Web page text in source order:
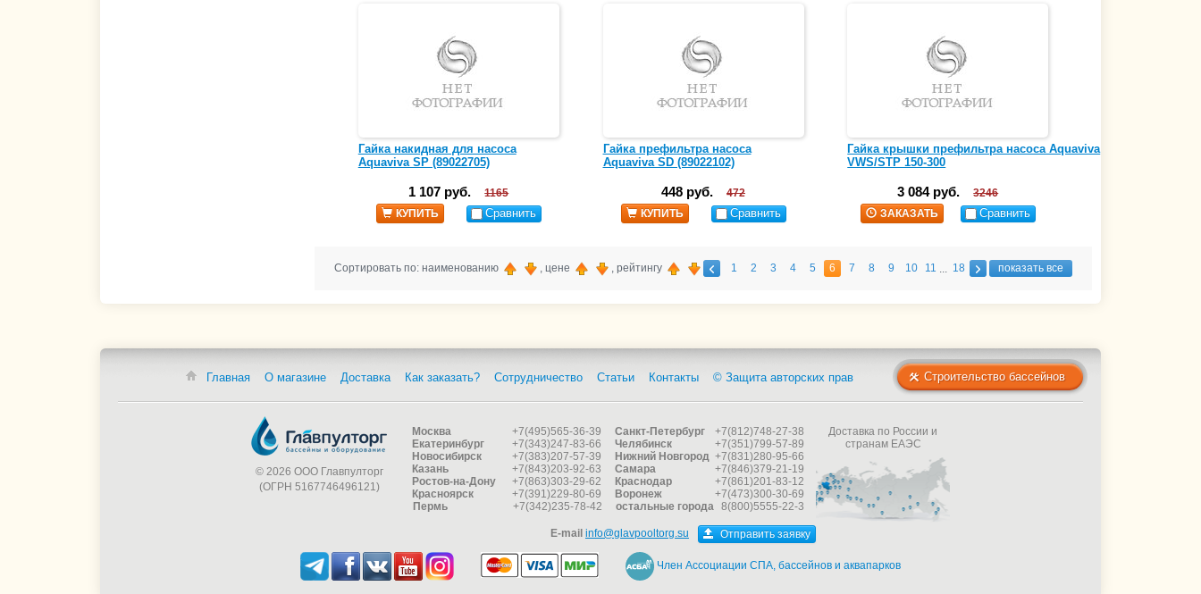
Гайка накидная для насоса
Aquaviva SP (89022705)
1 107 руб.
1165
КУПИТЬ
Сравнить
Гайка префильтра насоса
Aquaviva SD (89022102)
448 руб.
472
КУПИТЬ
Сравнить
Гайка крышки префильтра насоса Aquaviva
VWS/STP 150-300
3 084 руб.
3246
ЗАКАЗАТЬ
Сравнить
Сортировать по: наименованию , цене , рейтингу 1 2 3 4 5 6 7 8 9 10 11 ... 18 показать все
Строительство бассейнов
Главная О магазине Доставка Как заказать? Сотрудничество Статьи Контакты © Защита авторских прав
© 2026 ООО Главпулторг
(ОГРН 5167746496121)
Москва +7(495)565-36-39 Санкт-Петербург
+7(812)748-27-38
Екатеринбург
+7(343)247-83-66 Челябинск
+7(351)799-57-89
Новосибирск
+7(383)207-57-39 Нижний Новгород +7(831)280-95-66
Казань
+7(843)203-92-63 Самара
+7(846)379-21-19
Ростов-на-Дону
+7(863)303-29-62 Краснодар
+7(861)201-83-12
Красноярск
+7(391)229-80-69 Воронеж
+7(473)300-30-69
Пермь
+7(342)235-78-42 остальные города 8(800)5555-22-3
E-mail info@glavpooltorg.su Отправить заявку
Доставка по России и
странам ЕАЭС
Член Ассоциации СПА, бассейнов и аквапарков